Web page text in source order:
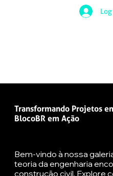
Transformando Projetos
BlocoBR em Ação
Bem-vindo à nossa
teoria da engenharia
construção civil. Explore